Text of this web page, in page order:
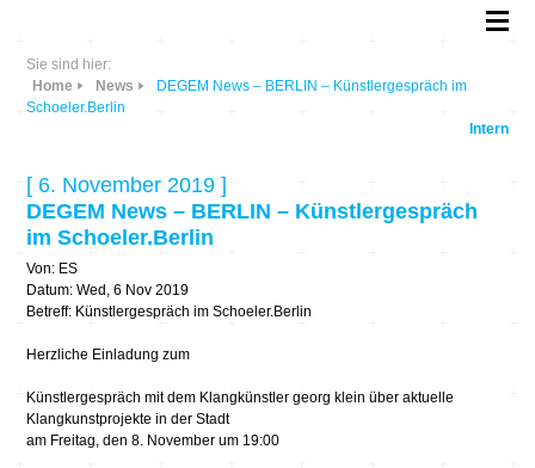
Sie sind hier:
Home
News
DEGEM News – BERLIN – Künstlergespräch im
Schoeler.Berlin
Intern
[ 6. November 2019 ]
DEGEM News – BERLIN – Künstlergespräch
im Schoeler.Berlin
Von: ES
Datum: Wed, 6 Nov 2019
Betreff: Künstlergespräch im Schoeler.Berlin
Herzliche Einladung zum
Künstlergespräch mit dem Klangkünstler georg klein über aktuelle
Klangkunstprojekte in der Stadt
am Freitag, den 8. November um 19:00